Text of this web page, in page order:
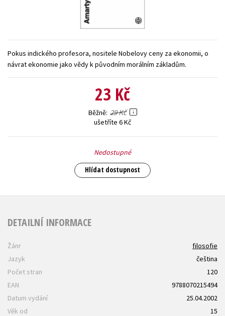
Zahraniční literatura
Pokus indického profesora, nositele Nobelovy ceny za ekonomii, o
návrat ekonomie jako vědy k původním morálním základům.
23 Kč
Běžně 29 Kč
ušetříte 6 Kč
Nedostupné
Hlídat dostupnost
DETAILNÍ INFORMACE
Žánr
filosofie
Jazyk
čeština
Počet stran
120
EAN
9788070215494
Datum vydání
25.04.2002
Věk od
15